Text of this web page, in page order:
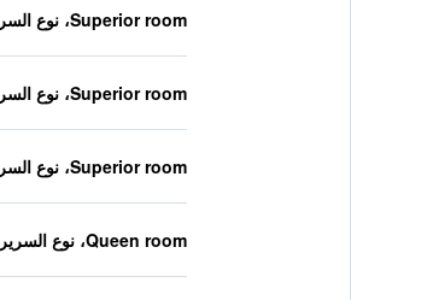
Superior room، نوع السرير غير معروف
Superior room، نوع السرير غير معروف
Superior room، نوع السرير غير معروف
Queen room، نوع السرير غير معروف